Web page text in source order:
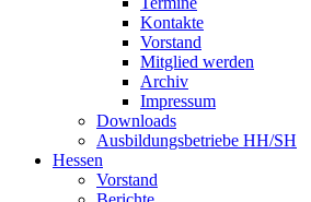
Kontakte
Vorstand
Mitglied werden
Archiv
Impressum
Downloads
Ausbildungsbetriebe HH/SH
Hessen
Vorstand